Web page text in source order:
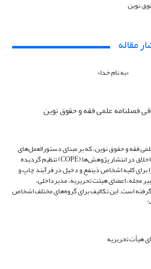
مقاله
«به نام خدا»
فصلنامه علمی فقه و حقوق نوین
فقه و حقوق نوین، که بر مبنای دستورالعمل‌های
تدوین‌شده توسط کمیته اخلاق در انتشار پژوهش‌ها (COPE) تنظیم گردیده
برای کلیه اشخاص ذینفع و دخیل در فرآیند چاپ و
مجله، اعضای هیئت تحریریه، مدیرداخلی،
گرفته است. این تکالیف برای گروه‌های مختلف اشخاص